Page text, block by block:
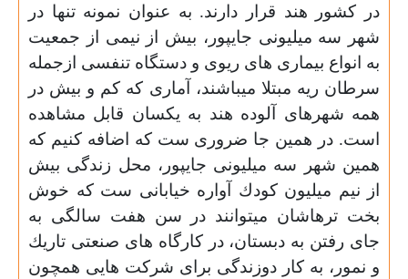
در كشور هند قرار دارند. به عنوان نمونه تنها در
شهر سه ميليونى جايپور، بيش از نيمى از جمعيت
به انواع بيمارى هاى ريوى و دستگاه تنفسى ازجمله
سرطان ريه مبتلا ميباشند، آمارى كه كم و بيش در
همه شهرهاى آلوده هند به يكسان قابل مشاهده
است. در همين جا ضرورى ست كه اضافه كنيم كه
همين شهر سه ميليونى جايپور، محل زندگى بيش
از نيم ميليون كودك آواره خيابانى ست كه خوش
بخت ترهاشان ميتوانند در سن هفت سالگى به
جاى رفتن به دبستان، در كارگاه هاى صنعتى تاريك
و نمور، به كار دوزندگى براى شركت هايى همچون